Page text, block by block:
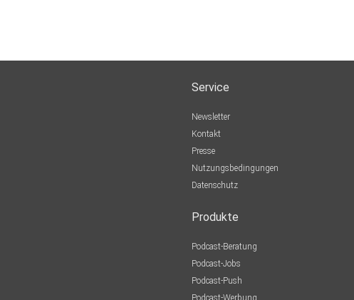
Service
Newsletter
Kontakt
Presse
Nutzungsbedingungen
Datenschutz
Produkte
Podcast-Beratung
Podcast-Jobs
Podcast-Push
Podcast-Werbung